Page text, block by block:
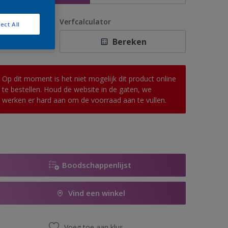
Verfcalculator
Bereken
Op dit moment is het niet mogelijk dit product online
te bestellen. Houd de website in de gaten, we
werken er hard aan om de voorraad aan te vullen.
Boodschappenlijst
Vind een winkel
All